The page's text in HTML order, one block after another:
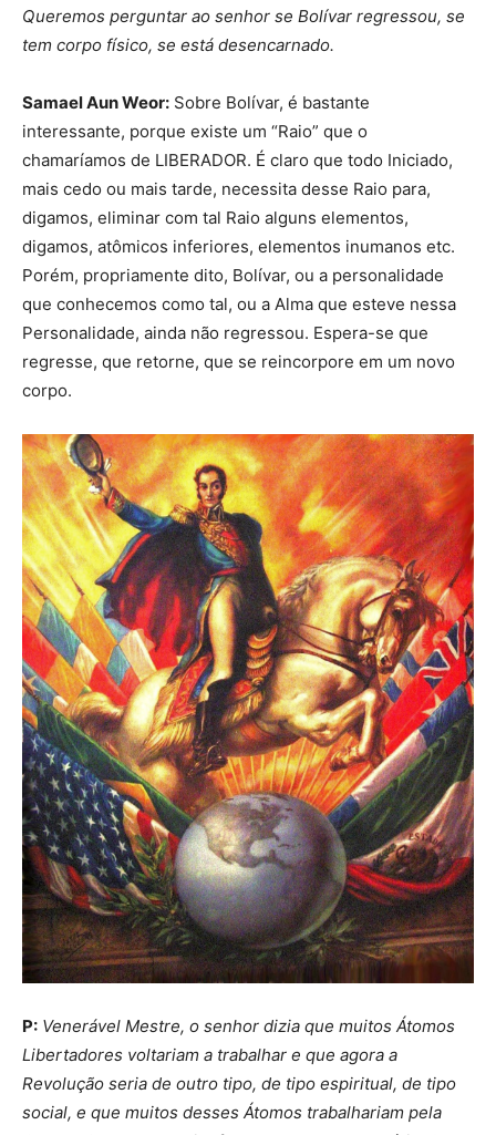
Queremos perguntar ao senhor se Bolívar regressou, se
tem corpo físico, se está desencarnado.
Samael Aun Weor: Sobre Bolívar, é bastante
interessante, porque existe um “Raio” que o
chamaríamos de LIBERADOR. É claro que todo Iniciado,
mais cedo ou mais tarde, necessita desse Raio para,
digamos, eliminar com tal Raio alguns elementos,
digamos, atômicos inferiores, elementos inumanos etc.
Porém, propriamente dito, Bolívar, ou a personalidade
que conhecemos como tal, ou a Alma que esteve nessa
Personalidade, ainda não regressou. Espera-se que
regresse, que retorne, que se reincorpore em um novo
corpo.
P: Venerável Mestre, o senhor dizia que muitos Átomos
Libertadores voltariam a trabalhar e que agora a
Revolução seria de outro tipo, de tipo espiritual, de tipo
social, e que muitos desses Átomos trabalhariam pela